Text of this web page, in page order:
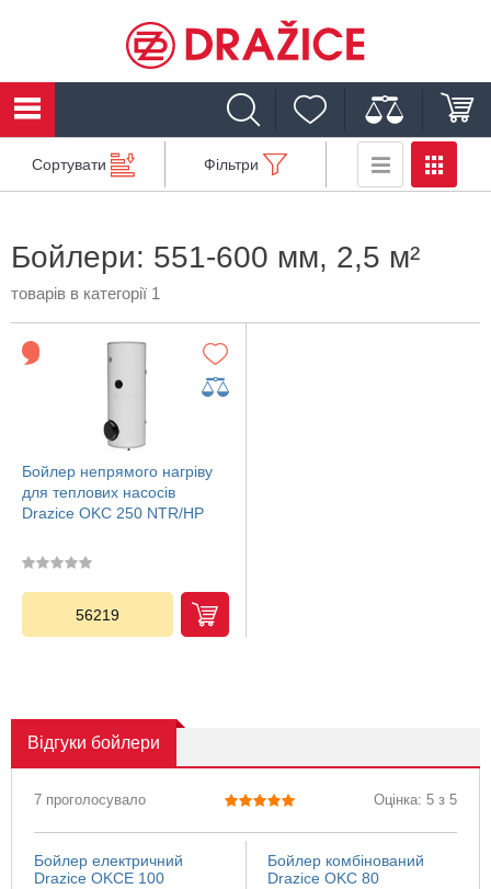
Сортувати Фільтри
Бойлери: 551-600 мм, 2,5 м²
товарів в категорії 1
Бойлер непрямого нагріву
для теплових насосів
Drazice OKC 250 NTR/HP
56219
Відгуки бойлери
7 проголосувало Оцінка: 5 з 5
Бойлер електричний
Drazice OKCE 100
Бойлер комбінований
Drazice OKC 80